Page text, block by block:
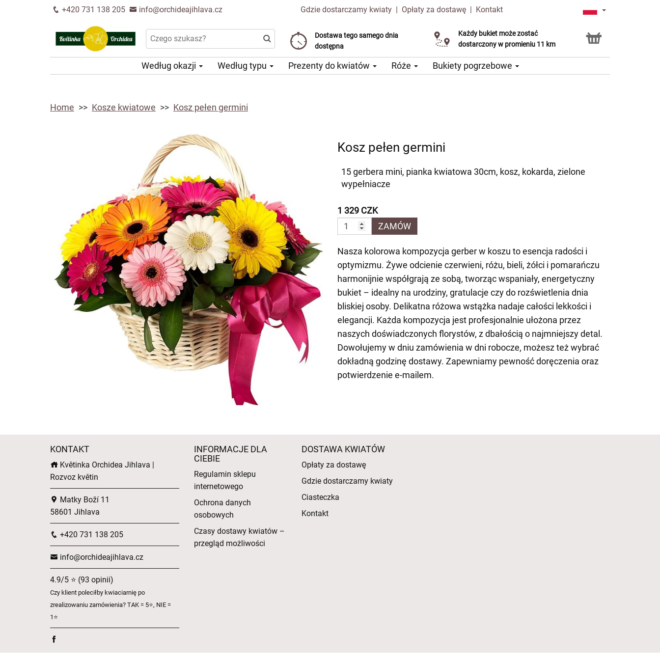
+420 731 138 205 info@orchideajihlava.cz Gdzie dostarczamy kwiaty | Opłaty za dostawę | Kontakt
Dostawa tego samego dnia
dostępna
Koszt dostawy już od 99 CZK
Wybierz datę dostawy
Każdy bukiet może zostać
dostarczony w promieniu 11 km
Usługa Click & Collect
Według okazji Według typu Prezenty do kwiatów Róże Bukiety pogrzebowe
Home Kosze kwiatowe Kosz pełen germini
Kosz pełen germini
15 gerbera mini, pianka kwiatowa 30cm, kosz, kokarda, zielone
wypełniacze
1 329 CZK
ZAMÓW
Nasza kolorowa kompozycja gerber w koszu to esencja radości i
optymizmu. Żywe odcienie czerwieni, różu, bieli, żółci i pomarańczu
harmonijnie współgrają ze sobą, tworząc wspaniały, energetyczny
bukiet – idealny na urodziny, gratulacje czy do rozświetlenia dnia
bliskiej osoby. Delikatna różowa wstążka nadaje całości lekkości i
elegancji. Każda kompozycja jest profesjonalnie ułożona przez
naszych doświadczonych florystów, z dbałością o najmniejszy detal.
Dowołujemy w dniu zamówienia w dni robocze, możesz też wybrać
dokładną godzinę dostawy. Zapewniamy pewność doręczenia oraz
potwierdzenie e-mailem.
KONTAKT
Květinka Orchidea Jihlava |
Rozvoz květin
Matky Boží 11
58601 Jihlava
+420 731 138 205
info@orchideajihlava.cz
4.9/5 ⭐ (93 opinii)
Czy klient poleciłby kwiaciarnię po
zrealizowaniu zamówienia? TAK = 5⭐, NIE =
1⭐
INFORMACJE DLA
CIEBIE
Regulamin sklepu
internetowego
Ochrona danych
osobowych
Czasy dostawy kwiatów –
przegląd możliwości
DOSTAWA KWIATÓW
Opłaty za dostawę
Gdzie dostarczamy kwiaty
Ciasteczka
Kontakt